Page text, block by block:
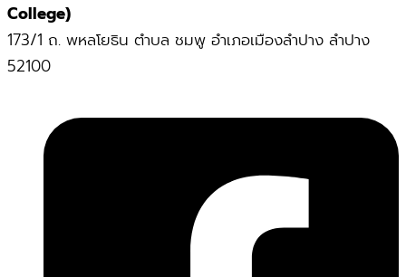
College)
173/1 ถ. พหลโยธิน ตำบล ชมพู อำเภอเมืองลำปาง ลำปาง
52100